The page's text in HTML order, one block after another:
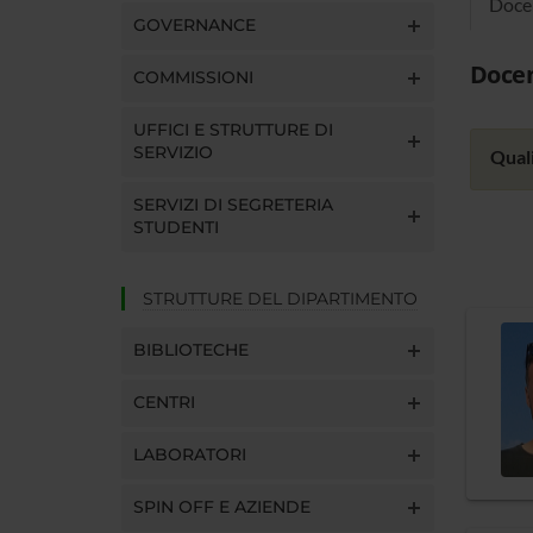
GOVERNANCE
COMMISSIONI
UFFICI E STRUTTURE DI
SERVIZIO
SERVIZI DI SEGRETERIA
STUDENTI
STRUTTURE DEL DIPARTIMENTO
BIBLIOTECHE
CENTRI
LABORATORI
SPIN OFF E AZIENDE